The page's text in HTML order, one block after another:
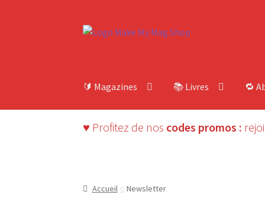
Aller
Aller
🔰 Magazines 📚 Livres 🔁
♥ Profitez de nos codes promos :
Accueil Newsletter